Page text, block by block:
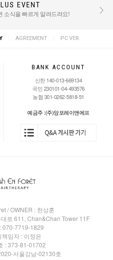
EVENT
: 500점 PHOTO : 1000점
EVENT
소식을 빠르게 알려드려요!
AGREEMENT PC VER
BANK ACCOUNT
신한 140-013-669134
국민 230101-04-493576
농협 301-0262-5818-51
예금주 :(주)앙포레이앤에프
/ OWNER : 한상훈
로 611, Chan&Chan Tower 11F
070-7719-1829
임자 : 이정은
: 373-81-01702
서울강남-02130호